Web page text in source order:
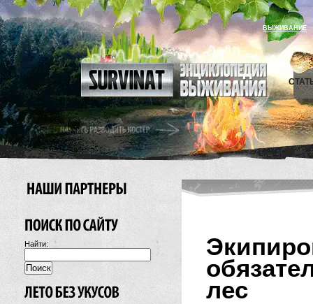
ВЫЖИВАНИЕ
Найти:
лес